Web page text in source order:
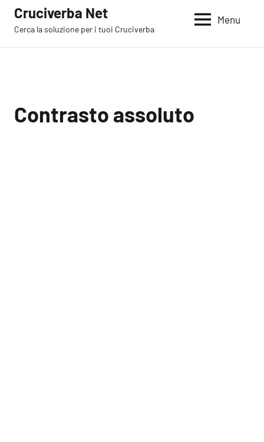
contenuto
Cruciverba Net
Cerca la soluzione per i tuoi Cruciverba
Menu
Contrasto assoluto